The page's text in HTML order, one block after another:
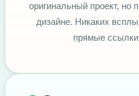
оригинальный проект, но
дизайне. Никаких
прямые ссылки